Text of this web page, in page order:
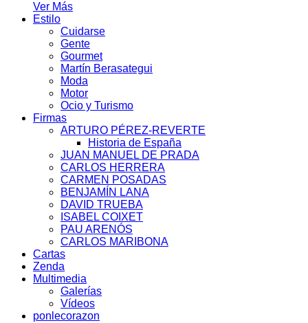
Ver Más
Estilo
Cuidarse
Gente
Gourmet
Martín Berasategui
Moda
Motor
Ocio y Turismo
Firmas
ARTURO PÉREZ-REVERTE
Historia de España
JUAN MANUEL DE PRADA
CARLOS HERRERA
CARMEN POSADAS
BENJAMÍN LANA
DAVID TRUEBA
ISABEL COIXET
PAU ARENÓS
CARLOS MARIBONA
Cartas
Zenda
Multimedia
Galerías
Vídeos
ponlecorazon